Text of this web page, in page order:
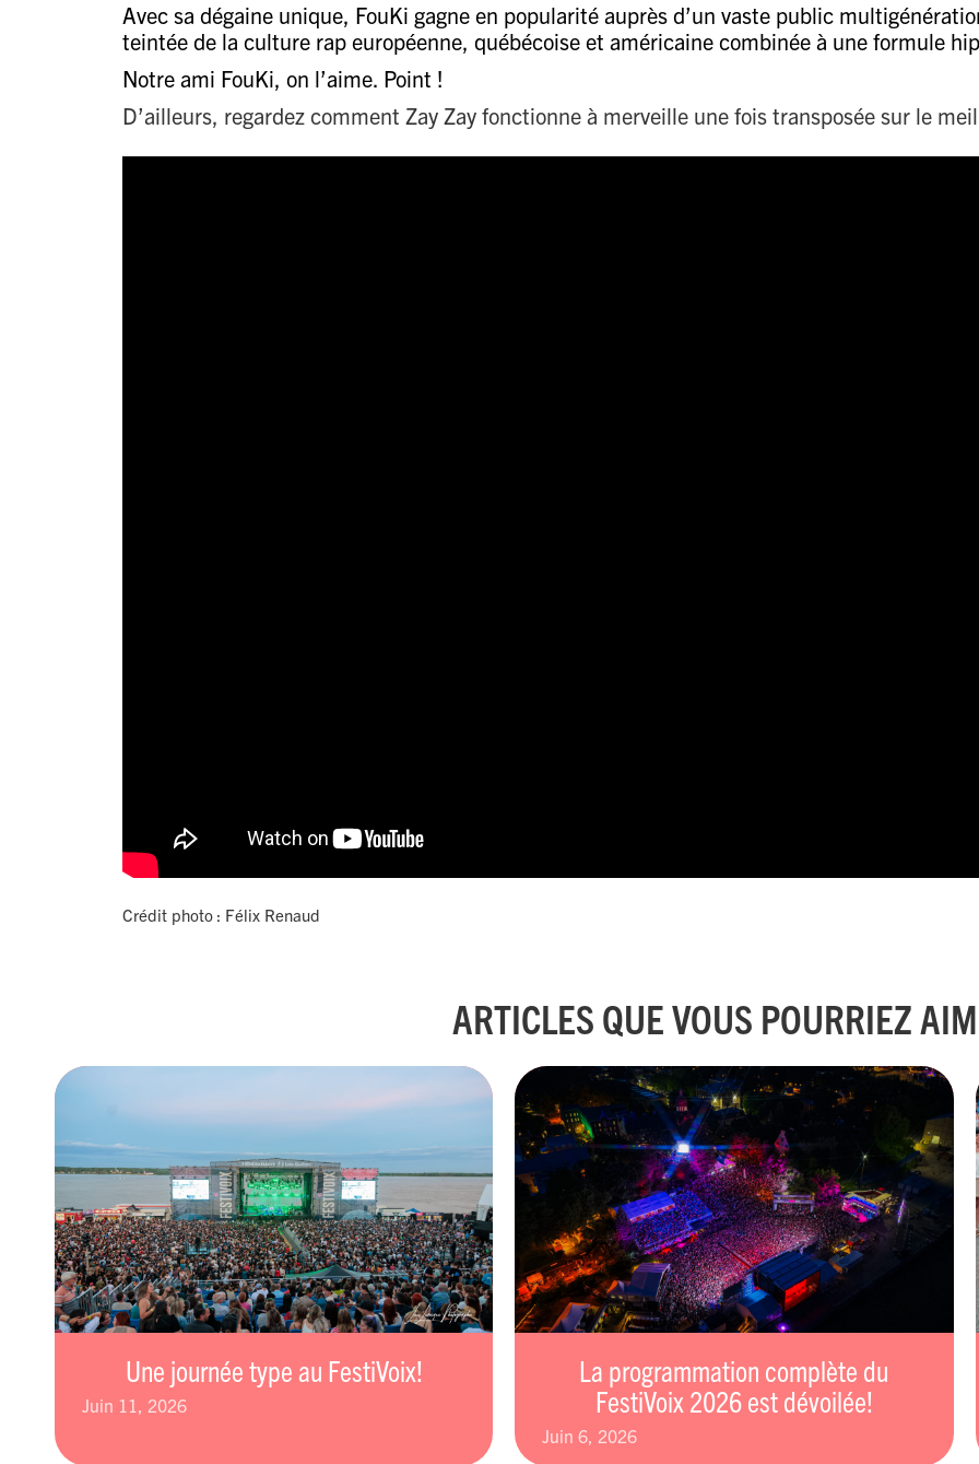
Avec sa dégaine unique, FouKi gagne en popularité auprès d’un vaste public
teintée de la culture rap européenne, québécoise et américaine combinée à une formule
Notre ami FouKi, on l’aime. Point !
D’ailleurs, regardez comment Zay Zay fonctionne à merveille une fois transposée sur le
Crédit photo : Félix Renaud
ARTICLES QUE VOUS POURRIEZ
Une journée type au FestiVoix!
juin 11, 2026
La programmation complète du
FestiVoix 2026 est dévoilée!
juin 6, 2026